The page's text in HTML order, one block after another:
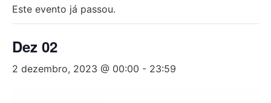
Este evento já passou.
Dez 02
2 dezembro, 2023 @ 00:00 - 23:59